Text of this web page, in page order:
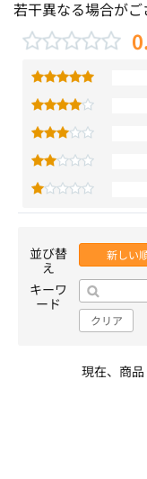
若干異なる場合がご
並び替
え
新しい
キーワ
ード
クリア
現在、商品